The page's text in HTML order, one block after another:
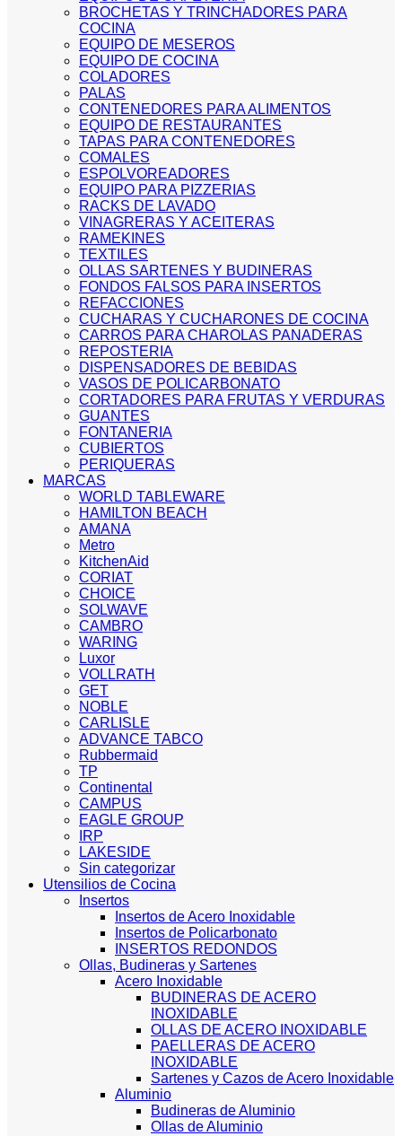
BROCHETAS Y TRINCHADORES PARA
COCINA
EQUIPO DE MESEROS
EQUIPO DE COCINA
COLADORES
PALAS
CONTENEDORES PARA ALIMENTOS
EQUIPO DE RESTAURANTES
TAPAS PARA CONTENEDORES
COMALES
ESPOLVOREADORES
EQUIPO PARA PIZZERIAS
RACKS DE LAVADO
VINAGRERAS Y ACEITERAS
RAMEKINES
TEXTILES
OLLAS SARTENES Y BUDINERAS
FONDOS FALSOS PARA INSERTOS
REFACCIONES
CUCHARAS Y CUCHARONES DE COCINA
CARROS PARA CHAROLAS PANADERAS
REPOSTERIA
DISPENSADORES DE BEBIDAS
VASOS DE POLICARBONATO
CORTADORES PARA FRUTAS Y VERDURAS
GUANTES
FONTANERIA
CUBIERTOS
PERIQUERAS
MARCAS
WORLD TABLEWARE
HAMILTON BEACH
AMANA
Metro
KitchenAid
CORIAT
CHOICE
SOLWAVE
CAMBRO
WARING
Luxor
VOLLRATH
GET
NOBLE
CARLISLE
ADVANCE TABCO
Rubbermaid
TP
Continental
CAMPUS
EAGLE GROUP
IRP
LAKESIDE
Sin categorizar
Utensilios de Cocina
Insertos
Insertos de Acero Inoxidable
Insertos de Policarbonato
INSERTOS REDONDOS
Ollas, Budineras y Sartenes
Acero Inoxidable
BUDINERAS DE ACERO
INOXIDABLE
OLLAS DE ACERO INOXIDABLE
PAELLERAS DE ACERO
INOXIDABLE
Sartenes y Cazos de Acero Inoxidable
Aluminio
Budineras de Aluminio
Ollas de Aluminio